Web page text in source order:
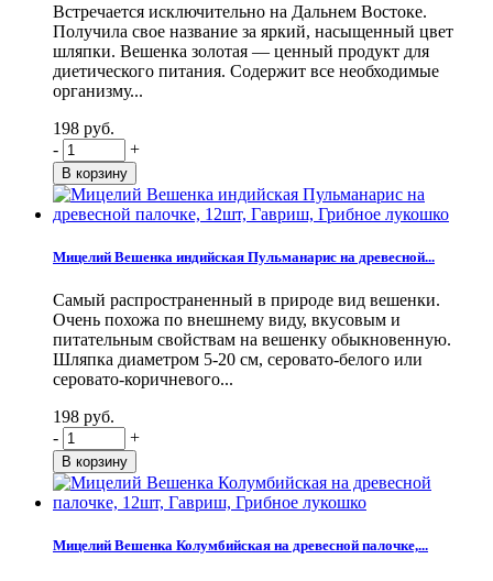
Встречается исключительно на Дальнем Востоке.
Получила свое название за яркий, насыщенный цвет
шляпки. Вешенка золотая — ценный продукт для
диетического питания. Содержит все необходимые
организму...
198 руб.
-
+
Мицелий Вешенка индийская Пульманарис на древесной...
Самый распространенный в природе вид вешенки.
Очень похожа по внешнему виду, вкусовым и
питательным свойствам на вешенку обыкновенную.
Шляпка диаметром 5-20 см, серовато-белого или
серовато-коричневого...
198 руб.
-
+
Мицелий Вешенка Колумбийская на древесной палочке,...